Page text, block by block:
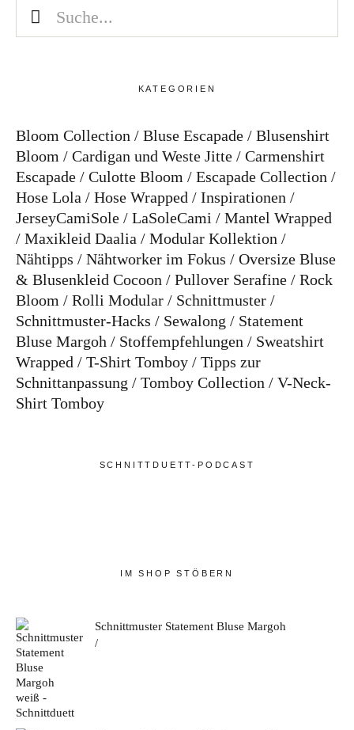
KATEGORIEN
Bloom Collection Bluse Escapade
Blusenshirt
Bloom
Cardigan und Weste Jitte
Carmenshirt
Escapade
Culotte Bloom
Escapade Collection
Hose Lola
Hose Wrapped
Inspirationen
JerseyCamiSole
LaSoleCami
Mantel Wrapped
Maxikleid Daalia
Modular Kollektion
Nähtipps
Nähtworker im Fokus
Oversize Bluse
& Blusenkleid Cocoon
Pullover Serafine
Rock
Bloom
Rolli Modular
Schnittmuster
Schnittmuster-Hacks
Sewalong
Statement
Bluse Margoh
Stoffempfehlungen
Sweatshirt
Wrapped
T-Shirt Tomboy
Tipps zur
Schnittanpassung
Tomboy Collection
V-Neck-
Shirt Tomboy
SCHNITTDUETT-PODCAST
IM SHOP STÖBERN
Schnittmuster Statement Bluse Margoh